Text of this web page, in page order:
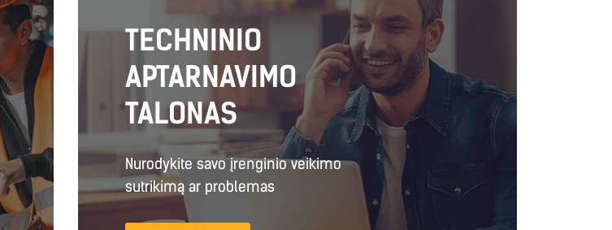
TECHNINIO
APTARNAVIMO
TALONAS
Nurodykite savo įrenginio veikimo
sutrikimą ar problemas